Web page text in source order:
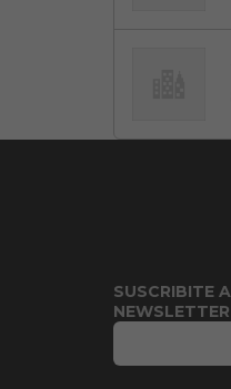
SUSCRIBITE
NEWSLETTER